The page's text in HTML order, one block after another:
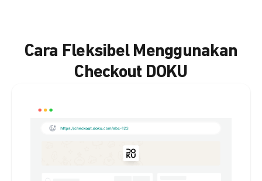
Cara Fleksibel Menggunakan
Checkout DOKU